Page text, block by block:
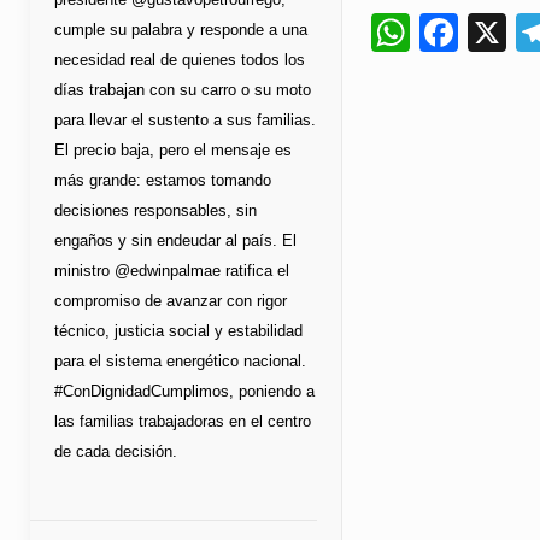
X
cumple su palabra y responde a una
necesidad real de quienes todos los
días trabajan con su carro o su moto
para llevar el sustento a sus familias.
El precio baja, pero el mensaje es
más grande: estamos tomando
decisiones responsables, sin
engaños y sin endeudar al país. El
ministro @edwinpalmae ratifica el
compromiso de avanzar con rigor
técnico, justicia social y estabilidad
para el sistema energético nacional.
#ConDignidadCumplimos, poniendo a
las familias trabajadoras en el centro
de cada decisión.